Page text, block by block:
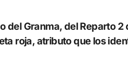
del Granma, del Reparto 2
roja, atributo que los